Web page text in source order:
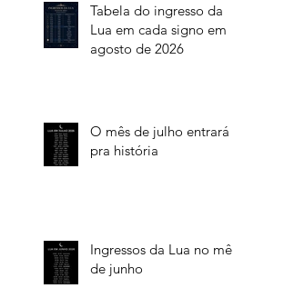
Tabela do ingresso da
Lua em cada signo em
agosto de 2026
O mês de julho entrará
pra história
Ingressos da Lua no mês
de junho